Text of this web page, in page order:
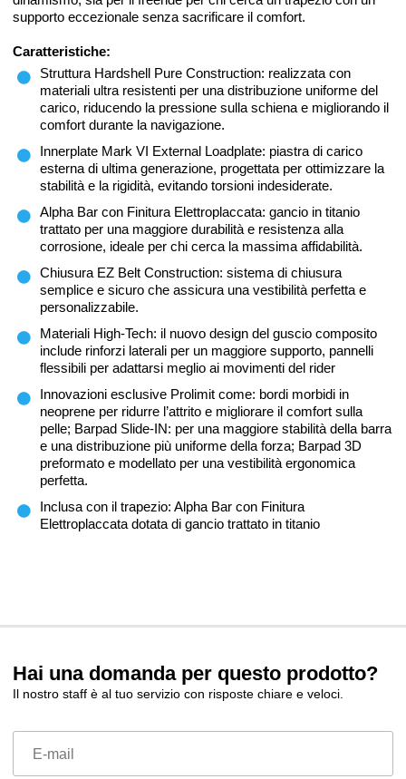
supporto eccezionale senza sacrificare il comfort.
Caratteristiche:
Struttura Hardshell Pure Construction: realizzata con
materiali ultra resistenti per una distribuzione uniforme del
carico, riducendo la pressione sulla schiena e migliorando il
comfort durante la navigazione.
Innerplate Mark VI External Loadplate: piastra di carico
esterna di ultima generazione, progettata per ottimizzare la
stabilità e la rigidità, evitando torsioni indesiderate.
Alpha Bar con Finitura Elettroplaccata: gancio in titanio
trattato per una maggiore durabilità e resistenza alla
corrosione, ideale per chi cerca la massima affidabilità.
Chiusura EZ Belt Construction: sistema di chiusura
semplice e sicuro che assicura una vestibilità perfetta e
personalizzabile.
Materiali High-Tech: il nuovo design del guscio composito
include rinforzi laterali per un maggiore supporto, pannelli
flessibili per adattarsi meglio ai movimenti del rider
Innovazioni esclusive Prolimit come: bordi morbidi in
neoprene per ridurre l’attrito e migliorare il comfort sulla
pelle; Barpad Slide-IN: per una maggiore stabilità della barra
e una distribuzione più uniforme della forza; Barpad 3D
preformato e modellato per una vestibilità ergonomica
perfetta.
Inclusa con il trapezio: Alpha Bar con Finitura
Elettroplaccata dotata di gancio trattato in titanio
Hai una domanda per questo prodotto?
Il nostro staff è al tuo servizio con risposte chiare e veloci.
E-mail